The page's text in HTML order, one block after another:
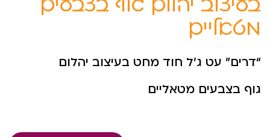
מטאליים
“דרים” עט ג’ל חוד מחט בעיצוב יהלום
גוף בצבעים מטאליים